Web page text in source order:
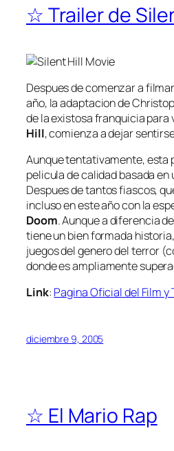
☆ Trailer de
Despues de comenzar a
año, la adaptacion de
de la existosa franquicia para
Hill, comienza a dejar
Aunque tentativamente, esta
pelicula de calidad basada en
Despues de tantos fiascos,
incluso en este año con la
Doom. Aunque a diferencia de
tiene un bien formada
juegos del genero del terror
donde es ampliamente
Link: Pagina Oficial del Film y
diciembre 9, 2005
☆ El Mario Rap